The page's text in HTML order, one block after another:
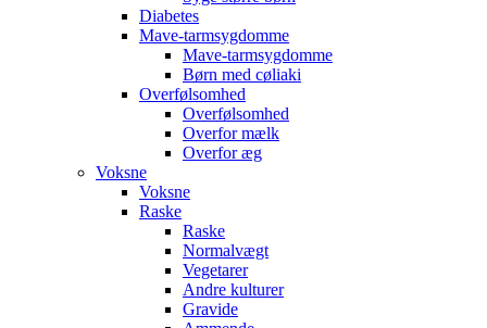
Diabetes
Mave-tarmsygdomme
Mave-tarmsygdomme
Børn med cøliaki
Overfølsomhed
Overfølsomhed
Overfor mælk
Overfor æg
Voksne
Voksne
Raske
Raske
Normalvægt
Vegetarer
Andre kulturer
Gravide